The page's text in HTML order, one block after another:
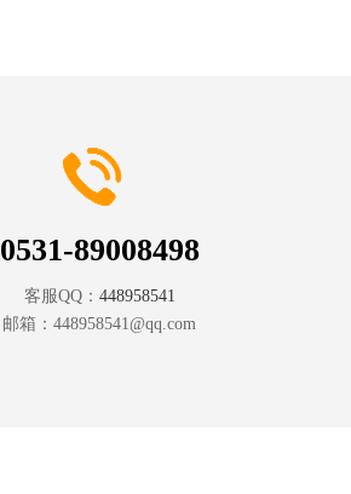
0531-89008498
客服QQ： 448958541
邮箱： 448958541@qq.com